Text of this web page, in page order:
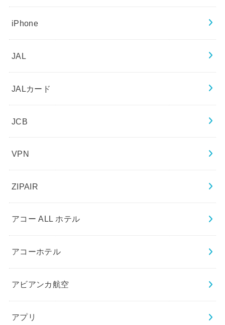
iPhone
JAL
JALカード
JCB
VPN
ZIPAIR
アコー ALL ホテル
アコーホテル
アビアンカ航空
アプリ